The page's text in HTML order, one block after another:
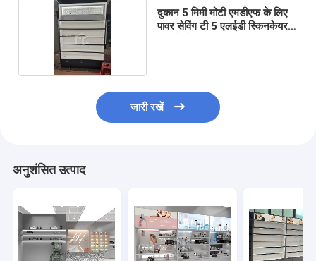
दुकान 5 मिमी मोटी एमडीएफ के लिए
पावर सेविंग टी 5 एलईडी स्किनकेयर
जारी रखें
अनुशंसित उत्पाद